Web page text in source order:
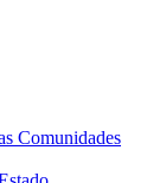
Comunidades